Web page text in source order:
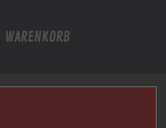
WARENKORB